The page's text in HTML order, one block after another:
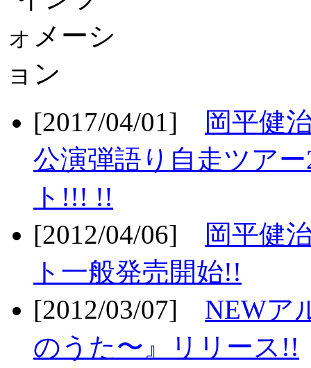
[2017/04/01]
岡平健
公演弾語り自走ツア
ト!!! !!
[2012/04/06]
岡平健
ト一般発売開始!!
[2012/03/07] NEWア
のうた〜』リリース!!